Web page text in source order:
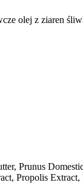
olej z ziaren
Prunus
Propolis Extract,